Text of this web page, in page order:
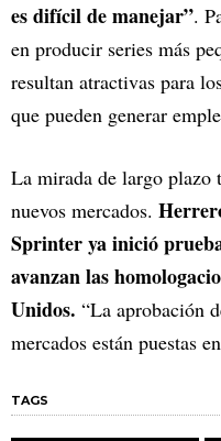
es difícil de manejar”.
en producir series más
resultan atractivas para
que pueden generar
La mirada de largo plazo
nuevos mercados.
Sprinter ya inició
avanzan las
Unidos. “La aprobación
mercados están puestas
TAGS